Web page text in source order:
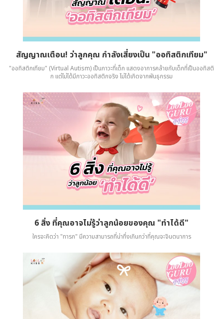
สัญญาณเตือน! ว่าลูกคุณ กำลังเสี่ยงเป็น "ออทิสติกเทียม"
"ออทิสติกเทียม" (Virtual Autism) เป็นภาวะที่เด็ก แสดงอาการคล้ายกับเด็กที่เป็นออทิสติ
ก แต่ไม่ได้มีภาวะออทิสติกจริง ไม่ได้เกิดจากพันธุกรรม
6 สิ่ง ที่คุณอาจไม่รู้ว่าลูกน้อยของคุณ "ทำได้ดี"
ใครจะคิดว่า "ทารก" มีความสามารถที่น่าทึ่งเกินกว่าที่คุณจะจินตนาการ